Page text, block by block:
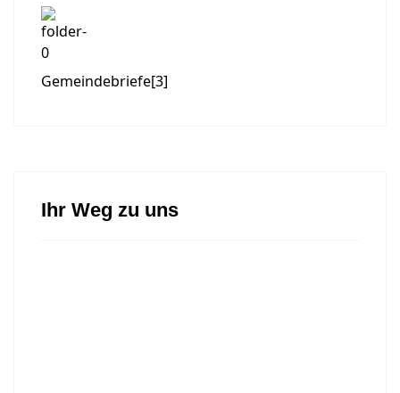
Gemeindebriefe[3]
Ihr Weg zu uns